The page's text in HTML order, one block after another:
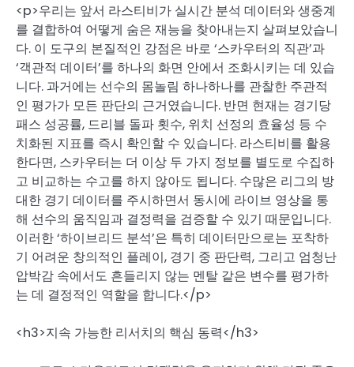
<p>우리는 앞서 라스티비가 실시간 분석 데이터와 생중계
를 결합하여 어떻게 숨은 재능을 찾아내는지 살펴보았습니
다. 이 도구의 본질적인 강점은 바로 ‘스카우터의 직관’과
‘객관적 데이터’를 하나의 화면 안에서 조화시키는 데 있습
니다. 과거에는 선수의 몸놀림 하나하나를 관찰한 주관적
인 평가가 모든 판단의 근거였습니다. 반면 현재는 경기당
패스 성공률, 드리블 돌파 횟수, 위치 선정의 효율성 등 수
치화된 지표를 즉시 확인할 수 있습니다. 라스티비를 활용
한다면, 스카우터는 더 이상 두 가지 정보를 별도로 수집하
고 비교하는 수고를 하지 않아도 됩니다. 수많은 리그의 방
대한 경기 데이터를 주시하면서 동시에 라이브 영상을 통
해 선수의 움직임과 결정력을 검증할 수 있기 때문입니다.
이러한 ‘하이브리드 분석’은 특히 데이터만으로는 포착하
기 어려운 창의적인 플레이, 경기 중 판단력, 그리고 엄청난
압박감 속에서도 흔들리지 않는 멘탈 같은 변수를 평가하
는 데 결정적인 역할을 합니다.</p>
<h3>지속 가능한 리서치의 핵심 동력</h3>